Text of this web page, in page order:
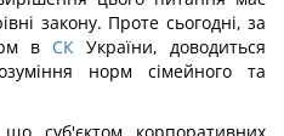
закону. Проте сьогодні, за
в СК України, доводиться
норм сімейного та